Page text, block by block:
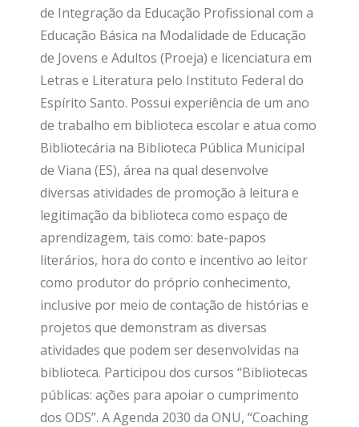
de Integração da Educação Profissional com a
Educação Básica na Modalidade de Educação
de Jovens e Adultos (Proeja) e licenciatura em
Letras e Literatura pelo Instituto Federal do
Espírito Santo. Possui experiência de um ano
de trabalho em biblioteca escolar e atua como
Bibliotecária na Biblioteca Pública Municipal
de Viana (ES), área na qual desenvolve
diversas atividades de promoção à leitura e
legitimação da biblioteca como espaço de
aprendizagem, tais como: bate-papos
literários, hora do conto e incentivo ao leitor
como produtor do próprio conhecimento,
inclusive por meio de contação de histórias e
projetos que demonstram as diversas
atividades que podem ser desenvolvidas na
biblioteca. Participou dos cursos “Bibliotecas
públicas: ações para apoiar o cumprimento
dos ODS”. A Agenda 2030 da ONU, “Coaching